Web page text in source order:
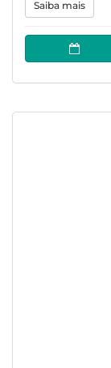
Saiba mais